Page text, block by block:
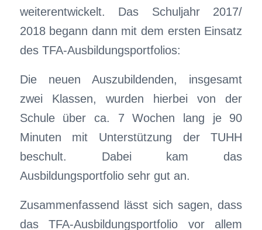
weiterentwickelt. Das Schuljahr 2017/
2018 begann dann mit dem ersten Einsatz
des TFA-Ausbildungsportfolios:
Die neuen Auszubildenden, insgesamt
zwei Klassen, wurden hierbei von der
Schule über ca. 7 Wochen lang je 90
Minuten mit Unterstützung der TUHH
beschult. Dabei kam das
Ausbildungsportfolio sehr gut an.
Zusammenfassend lässt sich sagen, dass
das TFA-Ausbildungsportfolio vor allem